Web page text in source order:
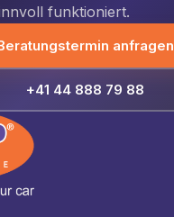
funktioniert.
anfragen
+41 44 888 79 88